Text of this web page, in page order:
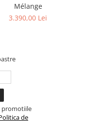
Mélange
3.390,00 Lei
promotiile
de